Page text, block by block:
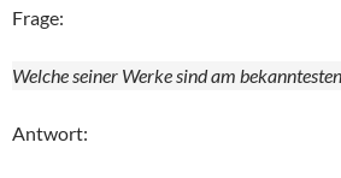
Frage:
Welche seiner Werke sind am
Antwort: